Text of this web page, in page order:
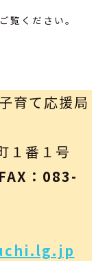
覧ください。
育て応援局
１番１号
：083-